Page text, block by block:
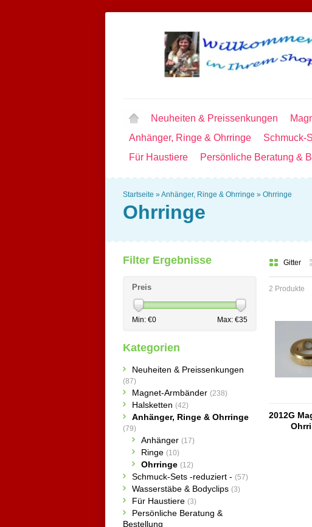
Neuheiten & Preissenkungen
Anhänger, Ringe & Ohrringe
Schmuck-
Für Haustiere
Persönliche Beratung &
Startseite »Anhänger, Ringe & Ohrringe » Ohrringe
Ohrringe
Gitter
2 Produkte
2012G
Filter Ergebnisse
Preis
Min: €0 Max: €35
Kategorien
Neuheiten & Preissenkungen
(87)
Magnet-Armbänder (238)
Halsketten (42)
Anhänger, Ringe & Ohrringe
(79)
Anhänger (17)
Ringe (10)
Ohrringe (12)
Schmuck-Sets -reduziert - (57)
Wasserstäbe & Bodyclips (3)
Für Haustiere (3)
Persönliche Beratung &
Bestellung